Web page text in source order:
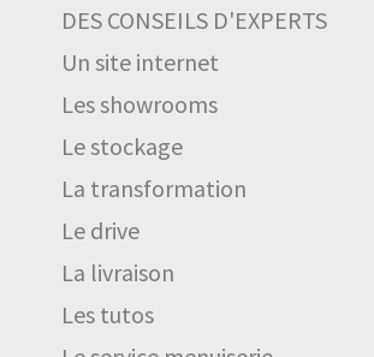
DES CONSEILS D'EXPERTS
Un site internet
Les showrooms
Le stockage
La transformation
Le drive
La livraison
Les tutos